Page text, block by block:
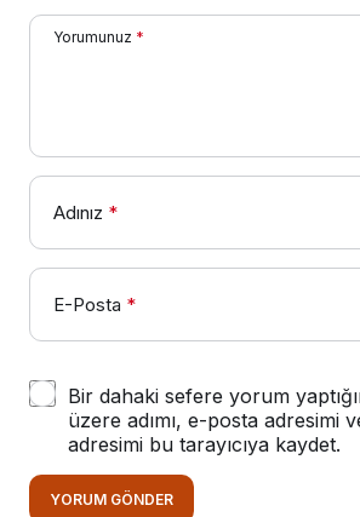
Yorumunuz *
Adınız *
E-Posta *
Bir dahaki sefere yorum
üzere adımı, e-posta adresimi
adresimi bu tarayıcıya kaydet.
YORUM GÖNDER